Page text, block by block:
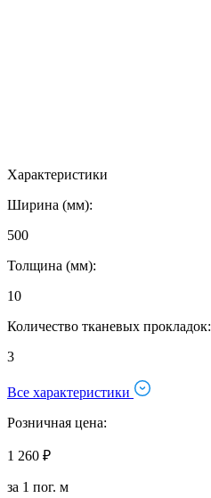
Характеристики
Ширина (мм):
500
Толщина (мм):
10
Количество тканевых прокладок:
3
Все характеристики
Розничная цена:
1 260 ₽
за 1 пог. м